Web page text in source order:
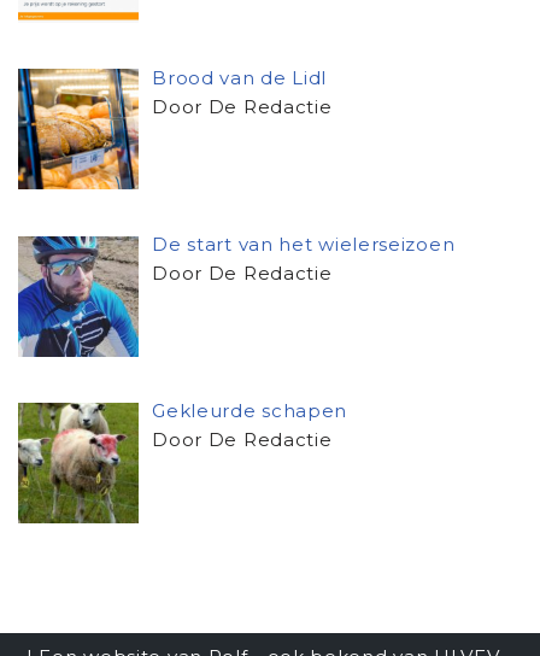
Brood van de Lidl
Door De Redactie
De start van het wielerseizoen
Door De Redactie
Gekleurde schapen
Door De Redactie